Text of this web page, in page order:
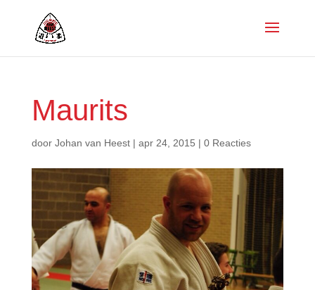
Maurits
door Johan van Heest| apr 24, 2015 | 0 Reacties